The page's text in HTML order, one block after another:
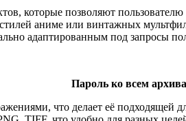
которые позволяют
аниме или винтажных
адаптированным под запросы
Пароль ко всем
что делает её подходящей